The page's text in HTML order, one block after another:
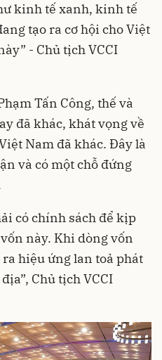
kinh tế xanh, kinh tế
tạo ra cơ hội cho Việt
- Chủ tịch VCCI
Tấn Công, thế và
đã khác, khát vọng về
Nam đã khác. Đây là
và có một chỗ đứng
có chính sách để kịp
này. Khi dòng vốn
hiệu ứng lan toả phát
Chủ tịch VCCI